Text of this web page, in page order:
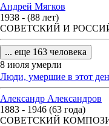
Андрей Мягков
1938 - (88 лет)
СОВЕТСКИЙ И
... еще 163 человека
8 июля умерли
Люди, умершие в этот
Александр Александров
1883 - 1946 (63 года)
СОВЕТСКИЙ